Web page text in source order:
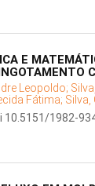
E
Leopoldo;
Fátima; Silva,
1982-